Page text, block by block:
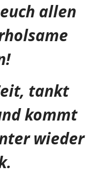
allen
tankt
kommt
wieder